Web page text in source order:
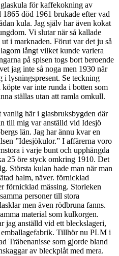
för kaffekokning av
död 1961 brukade efter vad
kula. Jag själv har även kokat
Vi slutar när så kallade
i marknaden. Förut var det ju så
långt vilket kunde variera
på spisen togs bort beroende
jag inte så noga men 1930 när
lysningspresent. Se teckning
var inte runda i botten som
ställas utan att ramla omkull.
här i glasbruksbygden där
till mig var anställd vid Idesjö
län. Jag har ännu kvar en
”Idesjökulor.” I affärerna voro
i varje bunt och upphängda
25 öre styck omkring 1910. Det
Största kulan hade man när man
halm, näver. förnicklad
förnicklad mässing. Storleken
personer till stora
men även rödbruna fanns.
material som kulkorgen.
jag anställd vid ett bleckslageri,
Tillhör nu PLM i
Träbenanisse som gjorde bland
av bleckplåt med mera.